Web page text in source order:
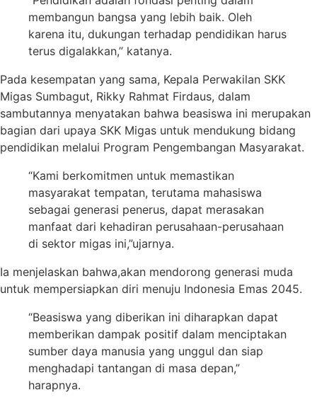
membangun bangsa yang lebih baik. Oleh
karena itu, dukungan terhadap pendidikan harus
terus digalakkan,” katanya.
Pada kesempatan yang sama, Kepala Perwakilan SKK
Migas Sumbagut, Rikky Rahmat Firdaus, dalam
sambutannya menyatakan bahwa beasiswa ini merupakan
bagian dari upaya SKK Migas untuk mendukung bidang
pendidikan melalui Program Pengembangan Masyarakat.
“Kami berkomitmen untuk memastikan
masyarakat tempatan, terutama mahasiswa
sebagai generasi penerus, dapat merasakan
manfaat dari kehadiran perusahaan-perusahaan
di sektor migas ini,”ujarnya.
Ia menjelaskan bahwa,akan mendorong generasi muda
untuk mempersiapkan diri menuju Indonesia Emas 2045.
“Beasiswa yang diberikan ini diharapkan dapat
memberikan dampak positif dalam menciptakan
sumber daya manusia yang unggul dan siap
menghadapi tantangan di masa depan,”
harapnya.